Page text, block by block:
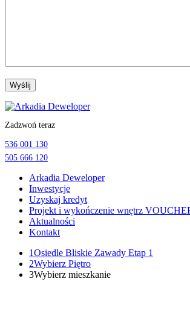
Przejdź
treści
Zadzwoń teraz
536 001 130
505 666 120
Arkadia Deweloper
Inwestycje
Uzyskaj kredyt
Projekt i wykończenie wnętrz
Aktualności
Kontakt
1Osiedle Bliskie Zawady Etap 1
2Wybierz Piętro
3Wybierz mieszkanie